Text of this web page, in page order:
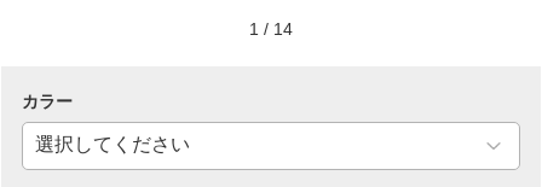
1 / 14
カラー